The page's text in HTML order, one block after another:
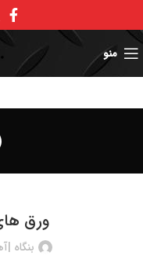
منو
ورق
بنگاه